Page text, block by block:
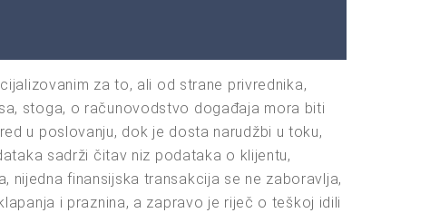
za to, ali od strane privrednika,
stoga, o računovodstvo događaja mora biti
u poslovanju, dok je dosta narudžbi u toku,
sadrži čitav niz podataka o klijentu,
nijedna finansijska transakcija se ne zaboravlja,
i praznina, a zapravo je riječ o teškoj idili